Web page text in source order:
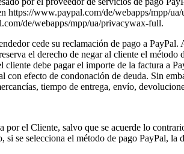
www.paypal.com/de/webapps/mpp/
de/webapps/mpp/ua/privacywax-full.
cede su reclamación de pago a
el derecho de negar al cliente el
debe pagar el importe de la factura a
efecto de condonación de deuda. Sin
tiempo de entrega, envío,
el Cliente, salvo que se acuerde lo
se selecciona el método de pago PayPal,